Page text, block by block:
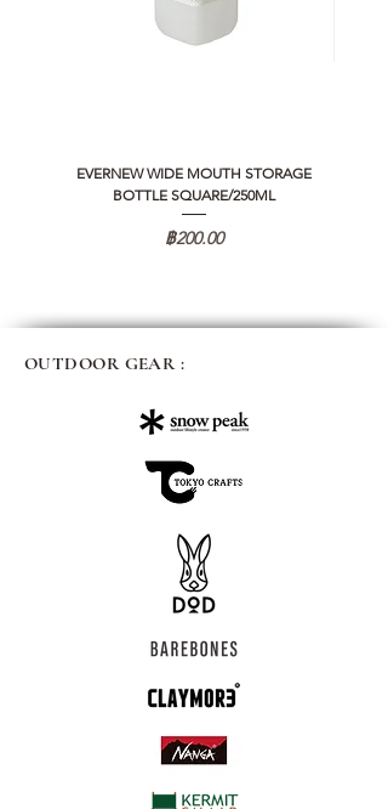
EVERNEW WIDE MOUTH STORAGE
BOTTLE SQUARE/250ML
ราคา
฿200.00
OUTDOOR GEAR :